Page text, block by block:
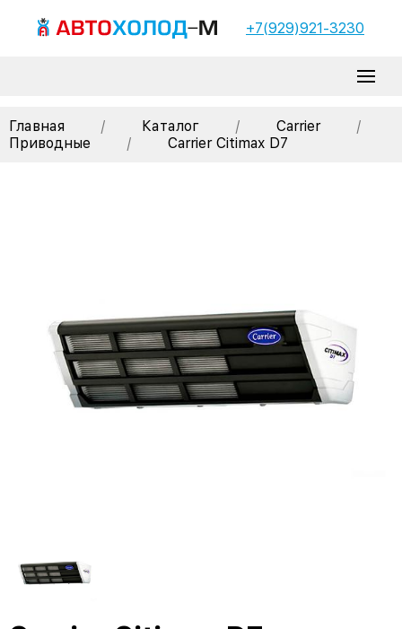
+7(929)921-3230
Главная / Каталог / Carrier
/
Приводные
/ Carrier Citimax D7